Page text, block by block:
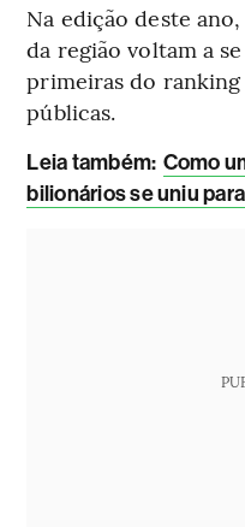
Na edição deste
da região voltam a
primeiras do
públicas.
Leia também: Como
bilionários se uniu